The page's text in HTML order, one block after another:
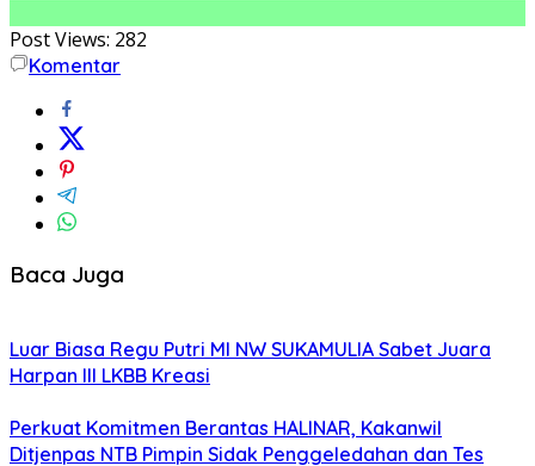
Post Views: 282
Komentar
Baca Juga
Luar Biasa Regu Putri MI NW SUKAMULIA Sabet Juara
Harpan III LKBB Kreasi
Perkuat Komitmen Berantas HALINAR, Kakanwil
Ditjenpas NTB Pimpin Sidak Penggeledahan dan Tes